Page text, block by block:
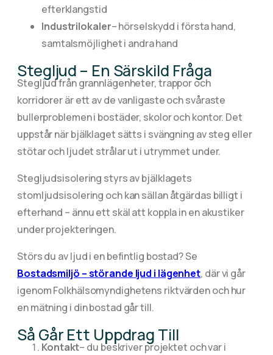
efterklangstid
Industrilokaler– hörselskydd i första hand,
samtalsmöjlighet i andra hand
Stegljud – En Särskild Fråga
Stegljud från grannlägenheter, trappor och
korridorer är ett av de vanligaste och svåraste
bullerproblemen i bostäder, skolor och kontor. Det
uppstår när bjälklaget sätts i svängning av steg eller
stötar och ljudet strålar ut i utrymmet under.
Stegljudsisolering styrs av bjälklagets
stomljudsisolering och kan sällan åtgärdas billigt i
efterhand – ännu ett skäl att koppla in en akustiker
under projekteringen.
Störs du av ljud i en befintlig bostad? Se
Bostadsmiljö – störande ljud i lägenhet, där vi går
igenom Folkhälsomyndighetens riktvärden och hur
en mätning i din bostad går till.
Så Går Ett Uppdrag Till
Kontakt– du beskriver projektet och var i